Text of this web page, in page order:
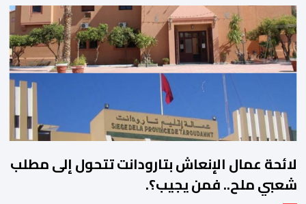
فيها الأحزاب السياسية، إلى ادراج 10 التزامات ضمن برامجها الانتخابية
المنتظرة، في إطار تعاقد سياسي مع المناطق الجبلية والانتقال من
الوعود الانتخابية إلى التزامات عملية […]
لائحة عمال الإنعاش بتارودانت تتحول إلى مطلب
شعبي ملح.. فمن يجيب؟.